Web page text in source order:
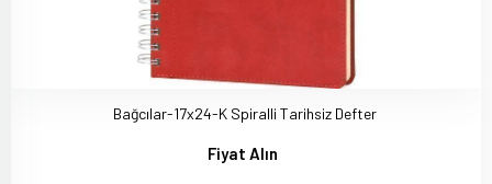
Bağcılar-17x24-K Spiralli Tarihsiz Defter
Fiyat Alın